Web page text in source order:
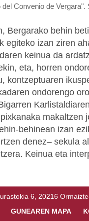
Convenio de Vergara".
Bergarako behin
egiteko izan ziren
keinua da
eta, horren
kontzeptuaren
ondorengo
makaltzen
behinean izan
denez– sekula
Keinua eta
6, 20216
GUNEAREN MAPA